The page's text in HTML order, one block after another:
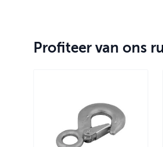
Profiteer van ons